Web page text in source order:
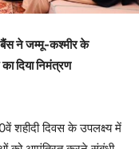
बैंस ने जम्मू-कश्मीर के
दिया निमंत्रण
शहीदी दिवस के उपलक्ष्य में